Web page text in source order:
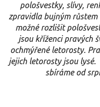
pološvestky, slívy,
zpravidla bujným růstem
možné rozlišit
jsou kříženci pravých
ochmýřené letorosty.
jejich letorosty jsou lysé.
sbíráme od